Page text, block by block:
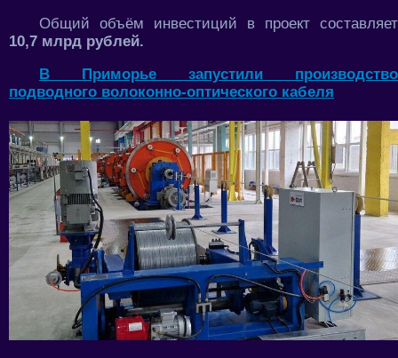
Общий объём инвестиций в проект составляет
10,7 млрд рублей.
В Приморье запустили производство
подводного волоконно-оптического кабеля